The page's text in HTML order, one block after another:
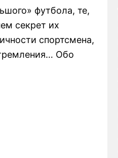
футбола, те,
секрет их
спортсмена,
Обо